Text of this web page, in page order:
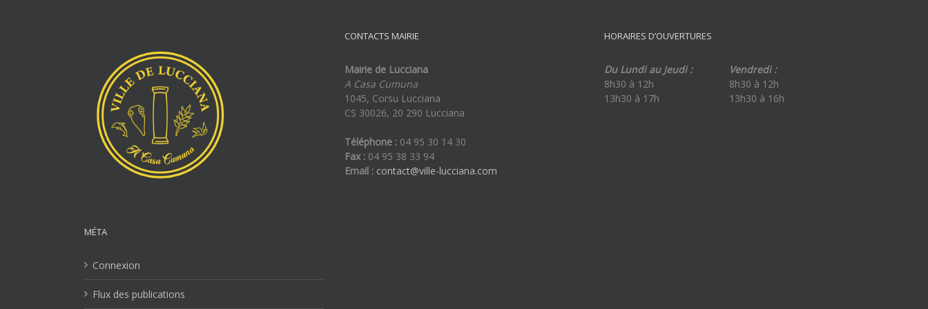
MÉTA
Connexion
Flux des publications
CONTACTS MAIRIE
Mairie de Lucciana
A Casa Cumuna
1045, Corsu Lucciana
CS 30026, 20 290 Lucciana
Téléphone :04 95 30 14 30
Fax :04 95 38 33 94
Email : contact@ville-lucciana.com
HORAIRES D’OUVERTURES
Du Lundi au Jeudi :
8h30 à 12h
13h30 à 17h
Vendredi :
8h30 à 12h
13h30 à 16h